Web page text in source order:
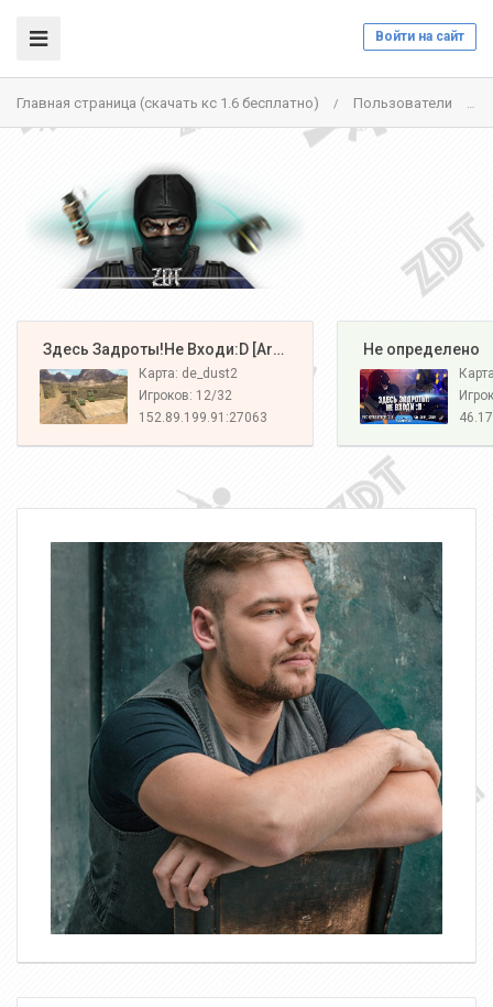
Войти на сайт
Главная страница (скачать кс 1.6 бесплатно) / Пользователи
️ Здесь Задроты!Не Входи:D [Army#1]
Карта: de_dust2
Игроков: 12/32
152.89.199.91:27063
️ Не определено